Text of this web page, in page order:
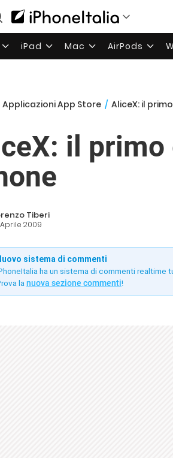
iPad Mac AirPods
Applicazioni App Store / AliceX: il
il primo
Tiberi
Aprile 2009
sistema di commenti
ha un sistema di commenti realtime
la nuova sezione commenti!